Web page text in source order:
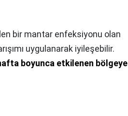
bir mantar enfeksiyonu olan
uygulanarak iyileşebilir.
boyunca etkilenen bölgeye